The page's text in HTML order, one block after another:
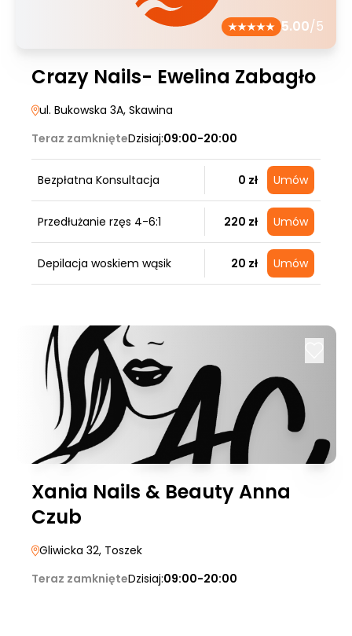
5.00/5
Crazy Nails- Ewelina Zabagło
ul. Bukowska 3A, Skawina
Teraz zamknięteDzisiaj:09:00-20:00
Bezpłatna Konsultacja 0 zł Umów
Przedłużanie rzęs 4-6:1 220 zł Umów
Depilacja woskiem wąsik 20 zł Umów
Xania Nails & Beauty Anna
Czub
Gliwicka 32, Toszek
Teraz zamknięteDzisiaj:09:00-20:00